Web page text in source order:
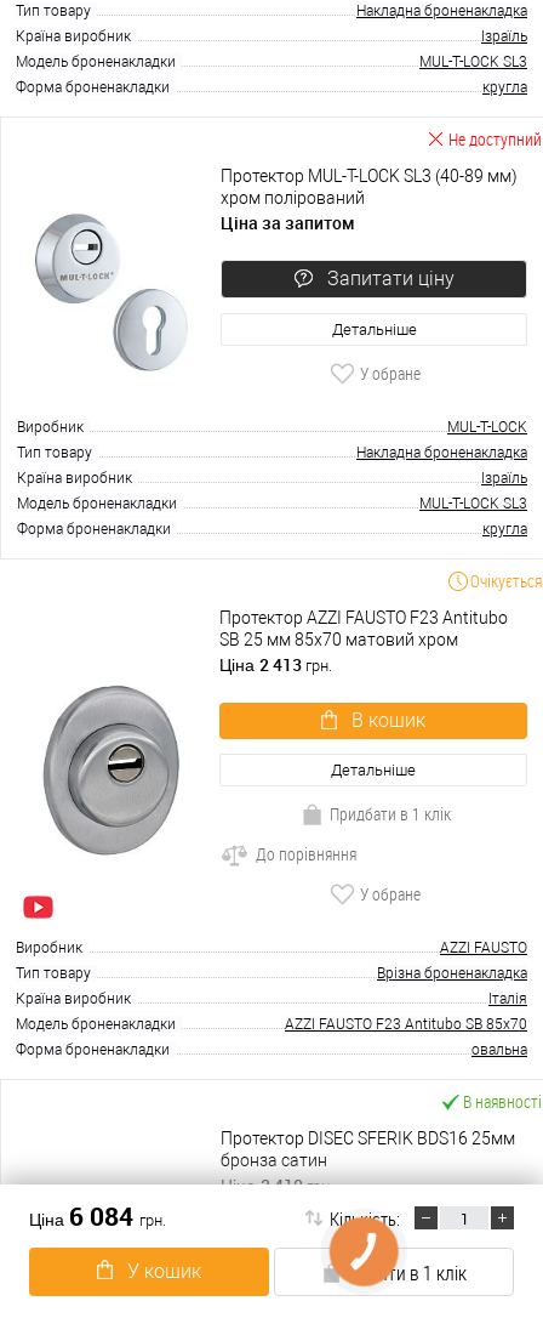
Ціна 6 084 грн. Кількість:
У кошик Купити в 1 клік
Тип товару
Накладна броненакладка
Країна виробник
Ізраїль
Модель броненакладки
MUL-T-LOCK SL3
Форма броненакладки
кругла
Не доступний
Протектор MUL-T-LOCK SL3 (40-89 мм)
хром полірований
Ціна за запитом
Запитати ціну
Детальніше
У обране
Виробник
MUL-T-LOCK
Тип товару
Накладна броненакладка
Країна виробник
Ізраїль
Модель броненакладки
MUL-T-LOCK SL3
Форма броненакладки
кругла
Очікується
Протектор AZZI FAUSTO F23 Antitubo
SB 25 мм 85х70 матовий хром
Ціна 2 413 грн.
В кошик
Детальніше
Придбати в 1 клік
До порівняння
У обране
Виробник
AZZI FAUSTO
Тип товару
Врізна броненакладка
Країна виробник
Італія
Модель броненакладки
AZZI FAUSTO F23 Antitubo SB 85x70
Форма броненакладки
овальна
В наявності
Протектор DISEC SFERIK BDS16 25мм
бронза сатин
Ціна2 410грн.
В кошик
Детальніше